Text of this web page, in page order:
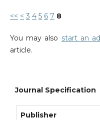
<< < 3 4 5 6 7 8
You may also start an
article.
Journal Specification
Publisher